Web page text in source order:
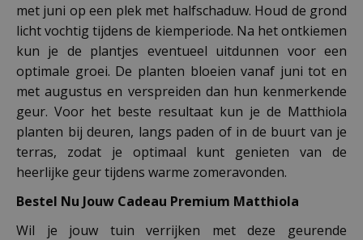
met juni op een plek met halfschaduw. Houd de grond
licht vochtig tijdens de kiemperiode. Na het ontkiemen
kun je de plantjes eventueel uitdunnen voor een
optimale groei. De planten bloeien vanaf juni tot en
met augustus en verspreiden dan hun kenmerkende
geur. Voor het beste resultaat kun je de Matthiola
planten bij deuren, langs paden of in de buurt van je
terras, zodat je optimaal kunt genieten van de
heerlijke geur tijdens warme zomeravonden.
Bestel Nu Jouw Cadeau Premium Matthiola
Wil je jouw tuin verrijken met deze geurende